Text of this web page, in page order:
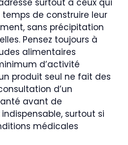
surtout à ceux qui
de construire leur
sans précipitation
Pensez toujours à
alimentaires
d’activité
produit seul ne fait des
d’un
avant de
surtout si
médicales